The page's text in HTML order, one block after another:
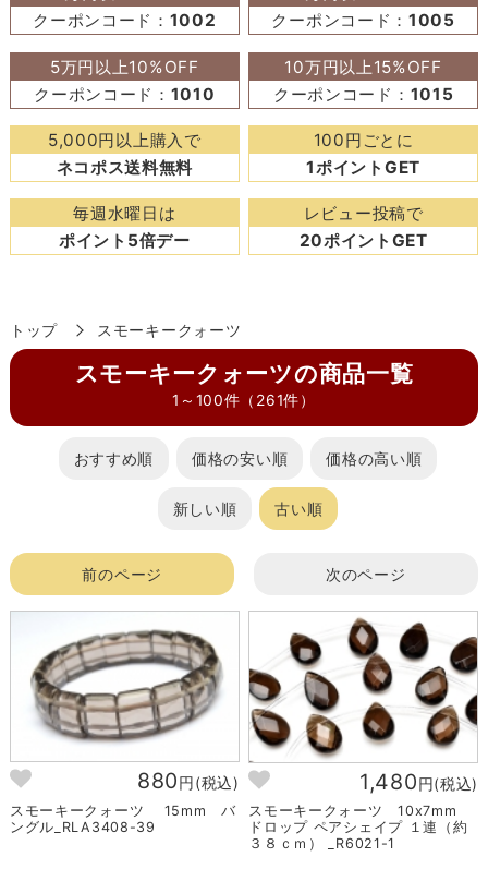
クーポンコード： 1002
クーポンコード：1005
5万円以上10%OFF
クーポンコード： 1010
10万円以上15%OFF
クーポンコード： 1015
5,000円以上購入で
ネコポス送料無料
100円ごとに
1ポイントGET
毎週水曜日は
ポイント5倍デー
レビュー投稿で
20ポイントGET
トップ スモーキークォーツ
スモーキークォーツの商品一覧
1～100件（261件）
おすすめ順 価格の安い順 価格の高い順
新しい順 古い順
前のページ 次のページ
880円(税込)
スモーキークォーツ 15mm バ
ングル_RLA3408-39
1,480円(税込)
スモーキークォーツ 10x7mm
ドロップ ペアシェイプ １連（約
３８ｃｍ） _R6021-1